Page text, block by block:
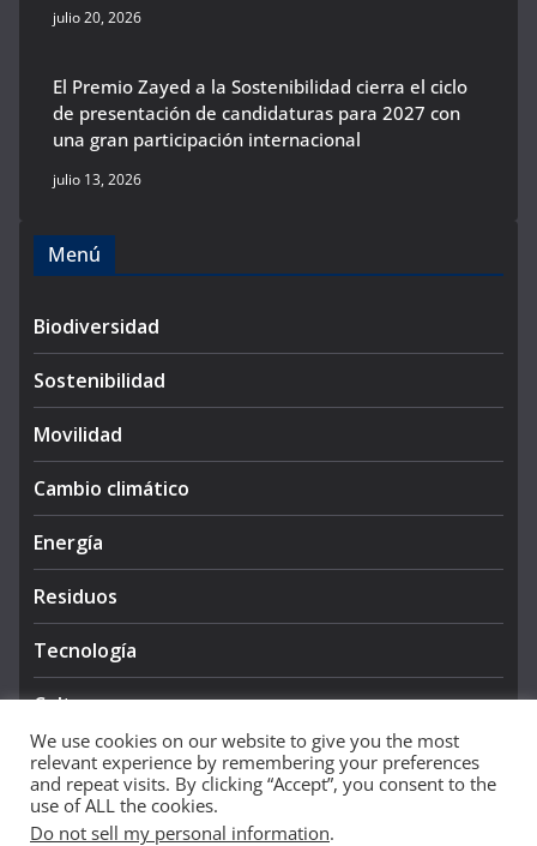
julio 20, 2026
El Premio Zayed a la Sostenibilidad cierra el ciclo
de presentación de candidaturas para 2027 con
una gran participación internacional
julio 13, 2026
Menú
Biodiversidad
Sostenibilidad
Movilidad
Cambio climático
Energía
Residuos
Tecnología
Cultura
We use cookies on our website to give you the most
relevant experience by remembering your preferences
and repeat visits. By clicking “Accept”, you consent to the
use of ALL the cookies.
Do not sell my personal information.